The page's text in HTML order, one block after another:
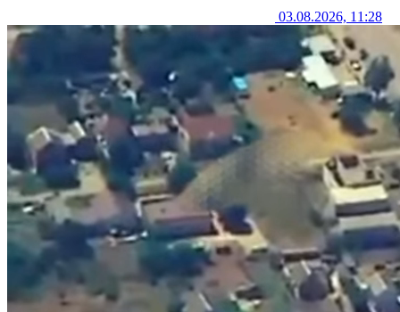
03.08.2026, 11:28